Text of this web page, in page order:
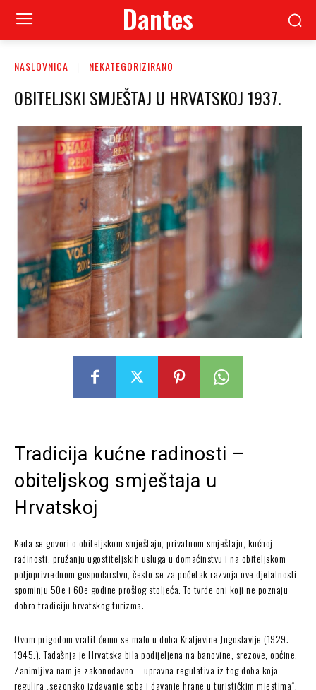
Dantes
NASLOVNICA NEKATEGORIZIRANO
OBITELJSKI SMJEŠTAJ U HRVATSKOJ 1937.
Tradicija kućne radinosti –
obiteljskog smještaja u
Hrvatskoj
Kada se govori o obiteljskom smještaju, privatnom smještaju, kućnoj
radinosti, pružanju ugostiteljskih usluga u domaćinstvu i na obiteljskom
poljoprivrednom gospodarstvu, često se za početak razvoja ove djelatnosti
spominju 50e i 60e godine prošlog stoljeća. To tvrde oni koji ne poznaju
dobro tradiciju hrvatskog turizma.
Ovom prigodom vratit ćemo se malo u doba Kraljevine Jugoslavije (1929.
1945.). Tadašnja je Hrvatska bila podijeljena na banovine, srezove, općine.
Zanimljiva nam je zakonodavno – upravna regulativa iz tog doba koja
regulira „sezonsko izdavanje soba i davanje hrane u turističkim mjestima“.